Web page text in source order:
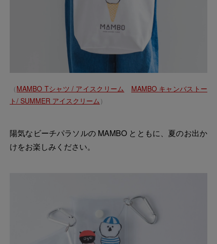
（ MAMBO Tシャツ / アイスクリーム
MAMBO キャンバストー
ト/ SUMMER アイスクリーム ）
陽気なビーチパラソルの MAMBO とともに、夏のお出か
けをお楽しみください。